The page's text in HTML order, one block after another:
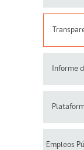
Informe
Empleos